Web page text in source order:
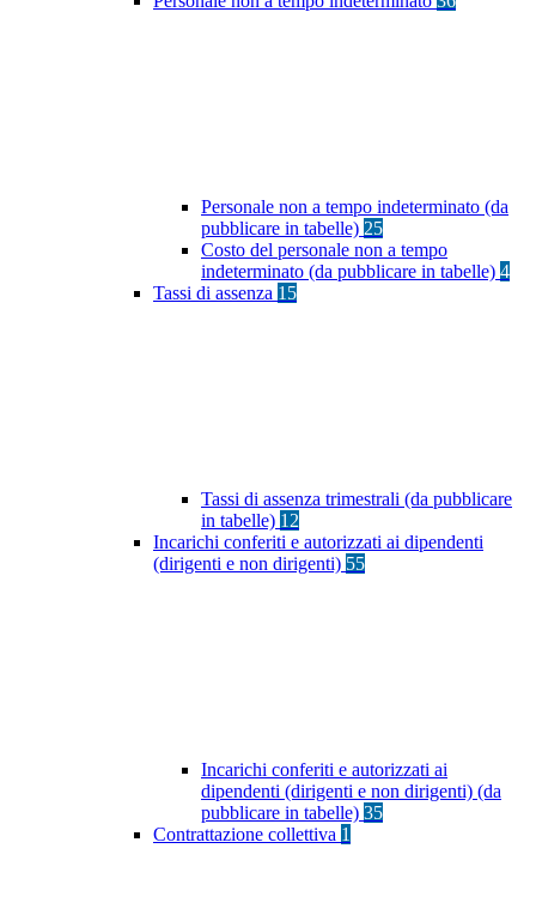
Personale non a tempo indeterminato (da
pubblicare in tabelle) 25
Costo del personale non a tempo
indeterminato (da pubblicare in tabelle) 4
Tassi di assenza 15
Tassi di assenza trimestrali (da pubblicare
in tabelle) 12
Incarichi conferiti e autorizzati ai dipendenti
(dirigenti e non dirigenti) 55
Incarichi conferiti e autorizzati ai
dipendenti (dirigenti e non dirigenti) (da
pubblicare in tabelle) 35
Contrattazione collettiva 1